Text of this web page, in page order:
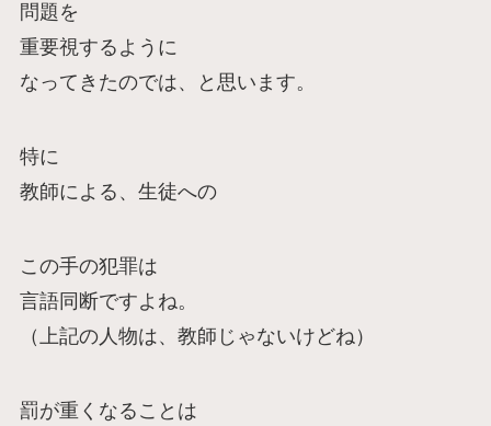
問題を
重要視するように
なってきたのでは、と思います。
特に
教師による、生徒への
この手の犯罪は
言語同断ですよね。
（上記の人物は、教師じゃないけどね）
罰が重くなることは